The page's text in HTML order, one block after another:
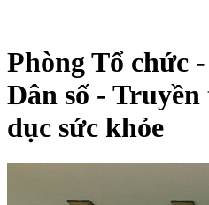
Phòng Tổ chức
Dân số -
dục sức khỏe